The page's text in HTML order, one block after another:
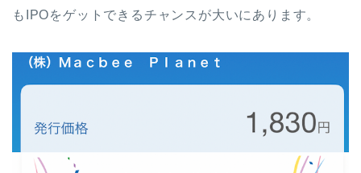
もIPOをゲットできるチャンスが大いにあります。